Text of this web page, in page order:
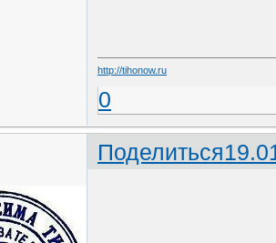
http://tihonow.ru
0
Поделиться